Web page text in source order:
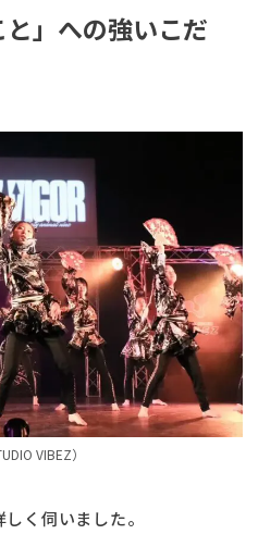
」への強いこだ
VIBEZ）
く伺いました。